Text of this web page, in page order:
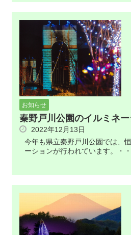
お知らせ
秦野戸川公園のイルミネ
2022年12月13日
今年も県立秦野戸川公園では、
ーションが行われています。・・